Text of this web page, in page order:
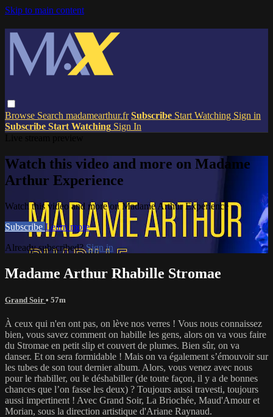
Skip to main content
Browse Search madamearthur.fr Subscribe Start Watching Sign in
Subscribe Start Watching Sign In
Watch this video and more on Madame
Arthur Experience
Watch this video and more on Madame Arthur Experience
Subscribe Learn more
Already subscribed?Sign in
Madame Arthur Rhabille Stromae
Grand Soir • 57m
À ceux qui n'en ont pas, on lève nos verres ! Vous nous connaissez
bien, vous savez comment on habille les gens, alors on va vous faire
du Stromae en petit slip et couvert de plumes. Bien sûr, on va
danser. Et on sera formidable ! Mais on va également s’émouvoir sur
les tubes de son tout dernier album. Alors, vous venez avec nous
pour le rhabiller, ou le déshabiller (de toute façon, il y a de bonnes
chances que l’on fasse les deux) ? Toujours aussi travesti, toujours
aussi impertinent ! Avec Grand Soir, La Briochée, Maud'Amour et
Morian, sous la direction artistique d'Ariane Raynaud.